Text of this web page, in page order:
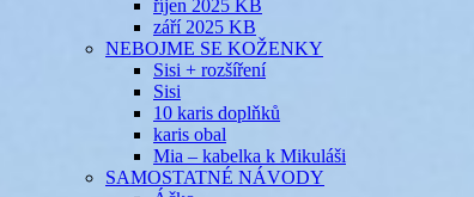
říjen 2025 KB
září 2025 KB
NEBOJME SE KOŽENKY
Sisi + rozšíření
Sisi
10 karis doplňků
karis obal
Mia – kabelka k Mikuláši
SAMOSTATNÉ NÁVODY